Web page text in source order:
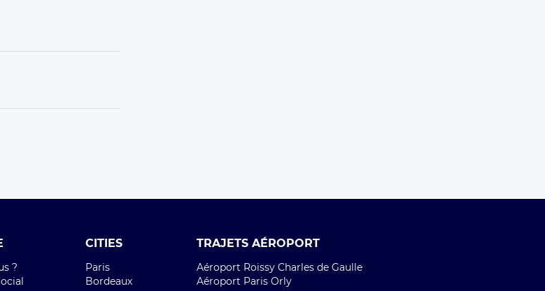
?
CITIES
Paris
Bordeaux
TRAJETS AÉROPORT
Aéroport Roissy Charles de Gaulle
Aéroport Paris Orly